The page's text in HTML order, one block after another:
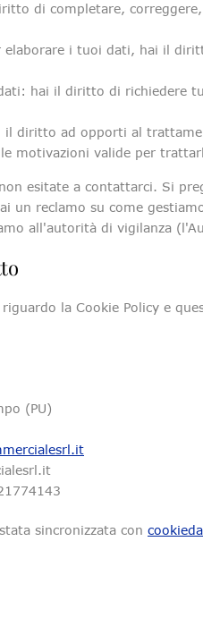
di completare,
elaborare i tuoi dati, hai il
hai il diritto di richiedere
diritto ad opporti al
motivazioni valide per
esitate a contattarci. Si
un reclamo su come
all'autorità di vigilanza
la Cookie Policy e
(PU)
sincronizzata con